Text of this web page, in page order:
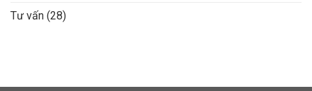
Tư vấn (28)